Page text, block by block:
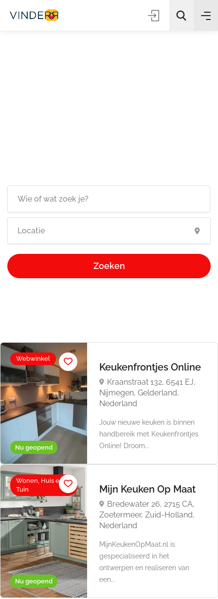
Zoeken
Nu geopend
Webwinkel
Keukenfrontjes Online
Kraanstraat 132, 6541 EJ,
Nijmegen, Gelderland,
Nederland
Jouw nieuwe keuken is binnen
handbereik met Keukenfrontjes
Online! Droom...
Nu geopend
Wonen, Huis en
Tuin
Mijn Keuken Op Maat
Bredewater 26, 2715 CA,
Zoetermeer, Zuid-Holland,
Nederland
MijnKeukenOpMaat.nl is
gespecialiseerd in het
ontwerpen en realiseren van
een...